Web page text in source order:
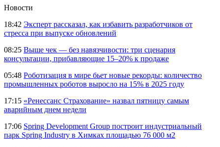
Новости
18:42 Эксперт рассказал, как избавить разработчиков от
стресса при выпуске обновлений
08:25 Выше чек — без навязчивости: три сценария
консультации, прибавляющие 15–20% к продаже
05:48 Роботизация в мире бьет новые рекорды: количество
промышленных роботов выросло на 15% в 2025 году
17:15 «Ренессанс Страхование» назвал пятницу самым
аварийным днем недели
17:06 Spring Development Group построит индустриальный
парк Spring Industry в Химках площадью 76 000 м2